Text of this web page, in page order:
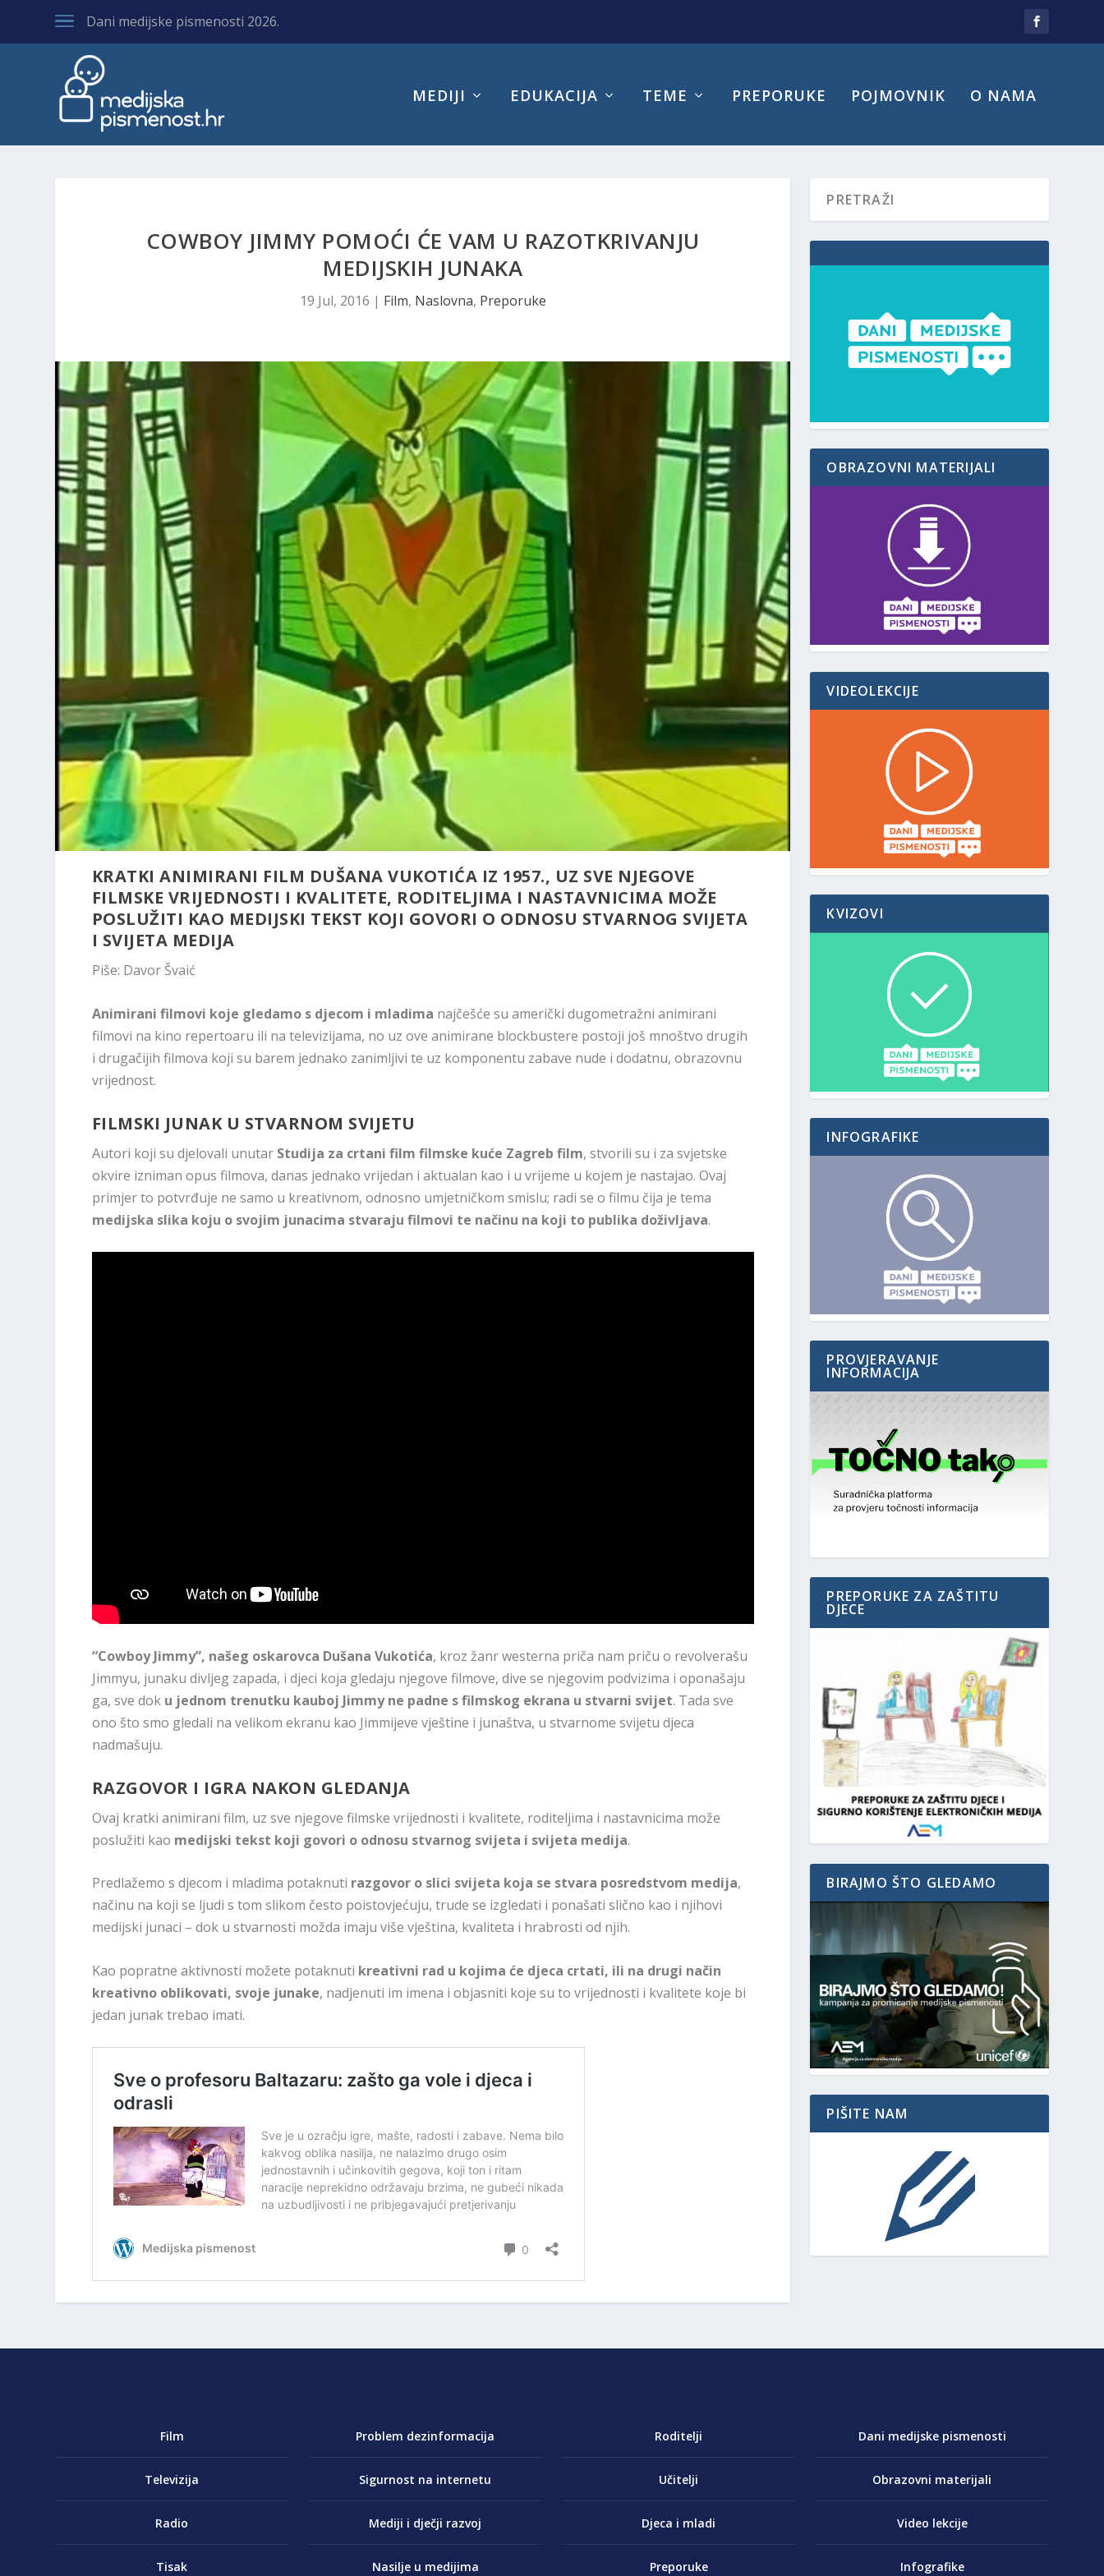
Dani medijske pismenosti 2026.
MEDIJI EDUKACIJA TEME PREPORUKE POJMOVNIK O NAMA
COWBOY JIMMY POMOĆI ĆE VAM U RAZOTKRIVANJU
MEDIJSKIH JUNAKA
19 Jul, 2016 | Film, Naslovna, Preporuke
KRATKI ANIMIRANI FILM DUŠANA VUKOTIĆA IZ 1957., UZ SVE NJEGOVE
FILMSKE VRIJEDNOSTI I KVALITETE, RODITELJIMA I NASTAVNICIMA MOŽE
POSLUŽITI KAO MEDIJSKI TEKST KOJI GOVORI O ODNOSU STVARNOG SVIJETA
I SVIJETA MEDIJA
Piše: Davor Švaić
Animirani filmovi koje gledamo s djecom i mladima najčešće su američki dugometražni animirani
filmovi na kino repertoaru ili na televizijama, no uz ove animirane blockbustere postoji još mnoštvo drugih
i drugačijih filmova koji su barem jednako zanimljivi te uz komponentu zabave nude i dodatnu, obrazovnu
vrijednost.
FILMSKI JUNAK U STVARNOM SVIJETU
Autori koji su djelovali unutar Studija za crtani film filmske kuće Zagreb film, stvorili su i za svjetske
okvire izniman opus filmova, danas jednako vrijedan i aktualan kao i u vrijeme u kojem je nastajao. Ovaj
primjer to potvrđuje ne samo u kreativnom, odnosno umjetničkom smislu; radi se o filmu čija je tema
medijska slika koju o svojim junacima stvaraju filmovi te načinu na koji to publika doživljava.
“Cowboy Jimmy”, našeg oskarovca Dušana Vukotića, kroz žanr westerna priča nam priču o revolverašu
Jimmyu, junaku divljeg zapada, i djeci koja gledaju njegove filmove, dive se njegovim podvizima i oponašaju
ga, sve dok u jednom trenutku kauboj Jimmy ne padne s filmskog ekrana u stvarni svijet. Tada sve
ono što smo gledali na velikom ekranu kao Jimmijeve vještine i junaštva, u stvarnome svijetu djeca
nadmašuju.
RAZGOVOR I IGRA NAKON GLEDANJA
Ovaj kratki animirani film, uz sve njegove filmske vrijednosti i kvalitete, roditeljima i nastavnicima može
poslužiti kao medijski tekst koji govori o odnosu stvarnog svijeta i svijeta medija.
Predlažemo s djecom i mladima potaknuti razgovor o slici svijeta koja se stvara posredstvom medija,
načinu na koji se ljudi s tom slikom često poistovjećuju, trude se izgledati i ponašati slično kao i njihovi
medijski junaci – dok u stvarnosti možda imaju više vještina, kvaliteta i hrabrosti od njih.
Kao popratne aktivnosti možete potaknuti kreativni rad u kojima će djeca crtati, ili na drugi način
kreativno oblikovati, svoje junake, nadjenuti im imena i objasniti koje su to vrijednosti i kvalitete koje bi
jedan junak trebao imati.
OBRAZOVNI MATERIJALI
VIDEOLEKCIJE
KVIZOVI
INFOGRAFIKE
PROVJERAVANJE
INFORMACIJA
PREPORUKE ZA ZAŠTITU
DJECE
BIRAJMO ŠTO GLEDAMO
PIŠITE NAM
Film
Televizija
Radio
Tisak
Problem dezinformacija
Sigurnost na internetu
Mediji i dječji razvoj
Nasilje u medijima
Roditelji
Učitelji
Djeca i mladi
Preporuke
Dani medijske pismenosti
Obrazovni materijali
Video lekcije
Infografike